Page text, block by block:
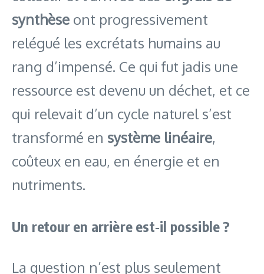
synthèse ont progressivement
relégué les excrétats humains au
rang d’impensé. Ce qui fut jadis une
ressource est devenu un déchet, et ce
qui relevait d’un cycle naturel s’est
transformé en système linéaire,
coûteux en eau, en énergie et en
nutriments.
Un retour en arrière est‑il possible ?
La question n’est plus seulement